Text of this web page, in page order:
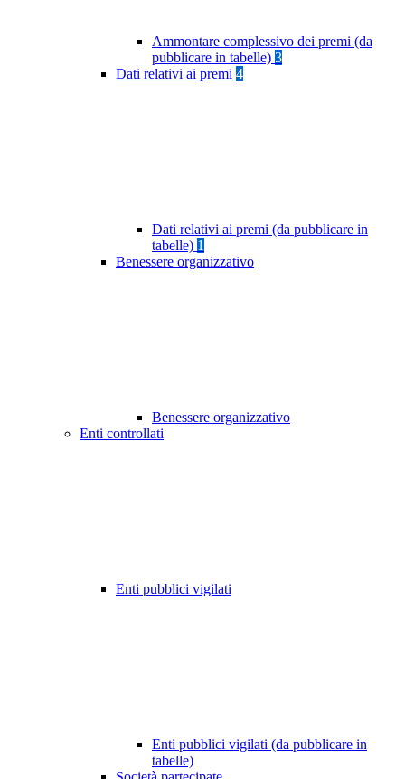
Ammontare complessivo dei premi (da
pubblicare in tabelle) 3
Dati relativi ai premi 4
Dati relativi ai premi (da pubblicare in
tabelle) 1
Benessere organizzativo
Benessere organizzativo
Enti controllati
Enti pubblici vigilati
Enti pubblici vigilati (da pubblicare in
tabelle)